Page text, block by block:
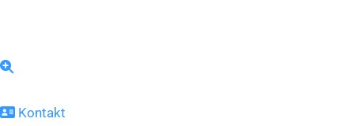
Kontakt